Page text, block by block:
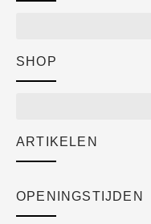
SHOP
ARTIKELEN
OPENINGSTIJDEN